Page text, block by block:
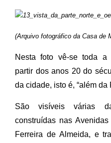
(Arquivo fotográfico da Casa de
Nesta foto vê-se toda a
partir dos anos 20 do
da cidade, isto é, “além da
São visíveis várias
construídas nas
Ferreira de Almeida, e